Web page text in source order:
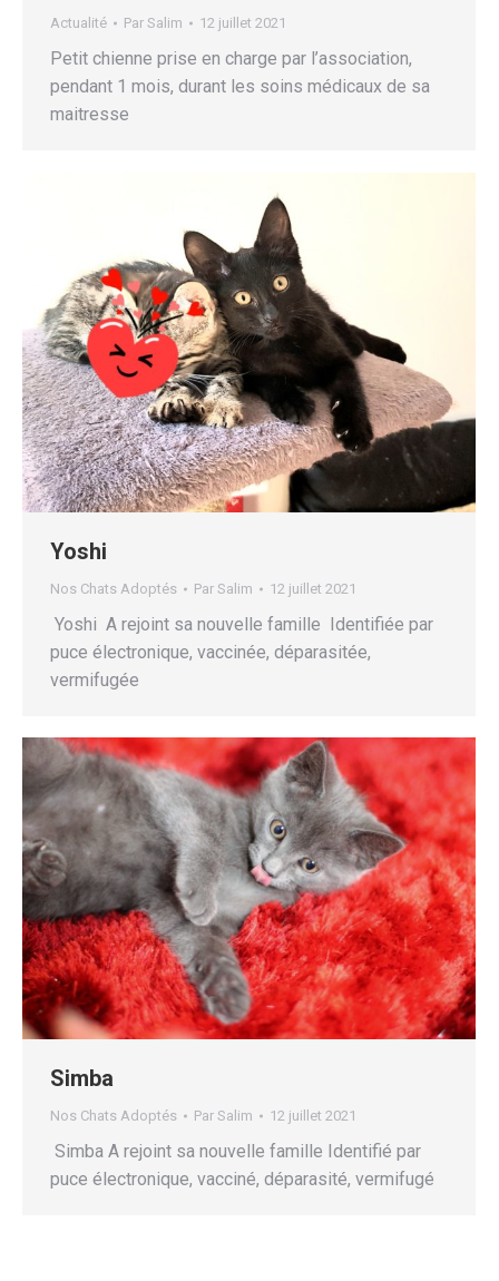
Actualité Par Salim 12 juillet 2021
Petit chienne prise en charge par l’association,
pendant 1 mois, durant les soins médicaux de sa
maitresse
Yoshi
Nos Chats Adoptés Par Salim 12 juillet 2021
Yoshi A rejoint sa nouvelle famille Identifiée par
puce électronique, vaccinée, déparasitée,
vermifugée
Simba
Nos Chats Adoptés Par Salim 12 juillet 2021
Simba A rejoint sa nouvelle famille Identifié par
puce électronique, vacciné, déparasité, vermifugé